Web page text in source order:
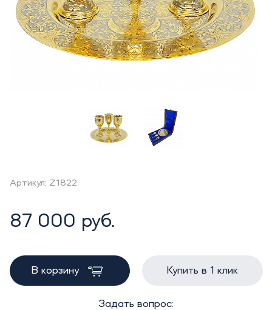
Артикул: Z1822
87 000 руб.
В корзину Купить в 1 клик
Задать вопрос: